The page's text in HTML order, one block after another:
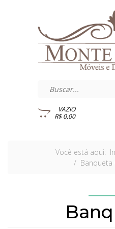
VAZIO
R$ 0,00
Você está aqui:
Banqueta